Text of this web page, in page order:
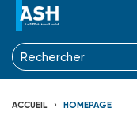
ACCUEIL HOMEPAGE